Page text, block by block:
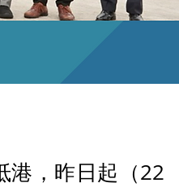
港，昨日起（22